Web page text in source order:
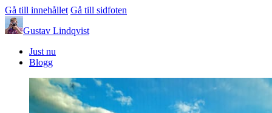
Gå till innehållet Gå till sidfoten
Gustav Lindqvist
Just nu
Blogg